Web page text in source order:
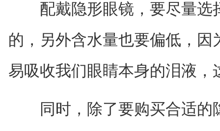
配戴隐形眼镜，要尽量选
的，另外含水量也要偏低，
易吸收我们眼睛本身的泪液，
同时，除了要购买合适的